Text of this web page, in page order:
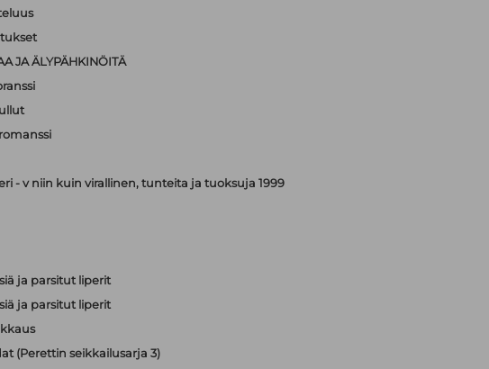
JA ÄLYPÄHKINÖITÄ
- v niin kuin virallinen, tunteita ja tuoksuja 1999
ja parsitut liperit
ja parsitut liperit
(Perettin seikkailusarja 3)